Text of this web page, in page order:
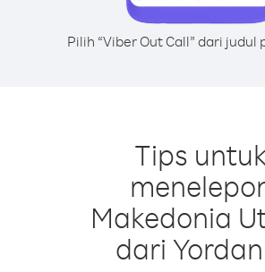
Pilih “Viber Out Call” dari judul
Tips
Makedonia
dari